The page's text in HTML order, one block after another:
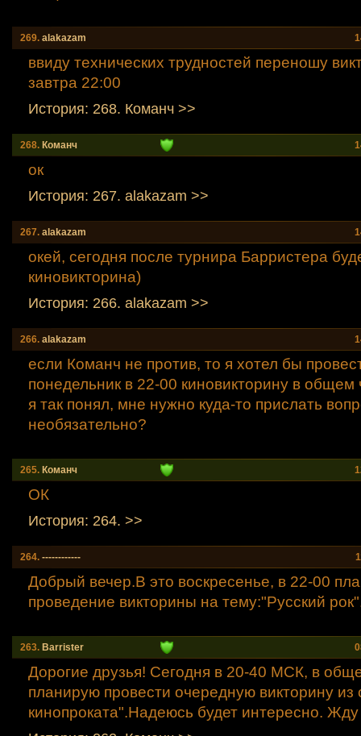
269. alakazam
ввиду технических трудностей переношу
завтра 22:00
История: 268. Команч >>
268. Команч
ок
История: 267. alakazam >>
267. alakazam
окей, сегодня после турнира Барристера
киновикторина)
История: 266. alakazam >>
266. alakazam
если Команч не против, то я хотел бы
понедельник в 22-00 киновикторину в общем
я так понял, мне нужно куда-то прислать
необязательно?
265. Команч
ОК
История: 264. >>
264. ------------
Добрый вечер.В это воскресенье, в 22-00
проведение викторины на тему:"Русский
263. Barrister
Дорогие друзья! Сегодня в 20-40 МСК, в
планирую провести очередную викторину из
кинопроката".Надеюсь будет интересно. Жду